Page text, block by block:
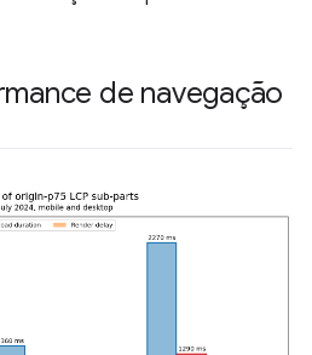
de navegação